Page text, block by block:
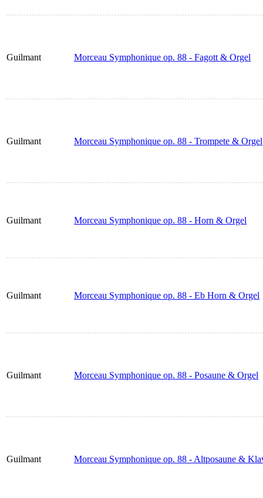
Guilmant Morceau Symphonique op. 88 - Fagott & Orgel
Guilmant Morceau Symphonique op. 88 - Trompete & Orgel
Guilmant Morceau Symphonique op. 88 - Horn & Orgel
Guilmant Morceau Symphonique op. 88 - Eb Horn & Orgel
Guilmant Morceau Symphonique op. 88 - Posaune & Orgel
Guilmant Morceau Symphonique op. 88 - Altposaune &